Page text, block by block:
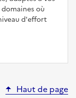
où
d'effort
Haut de page